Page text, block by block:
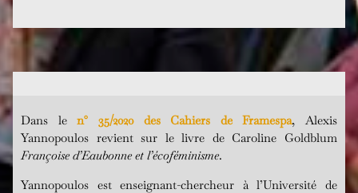
Dans len° 35/2020 des Cahiers de Framespa, Alexis
Yannopoulos revient sur le livre de Caroline Goldblum
Françoise d’Eaubonne et l’écoféminisme.
Yannopoulos est enseignant-chercheur à l’Université de